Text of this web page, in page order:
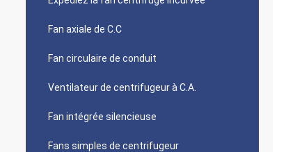
Fan axiale de C.C
Fan circulaire de conduit
Ventilateur de centrifugeur à C.A.
Fan intégrée silencieuse
Fans simples de centrifugeur